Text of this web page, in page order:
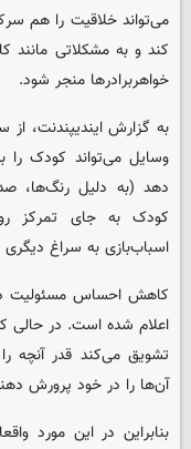
می‌تواند خلاقیت را هم
کند و به مشکلاتی
خواهربرادرها منجر شود.
به گزارش ایندیپندنت، از
وسایل می‌تواند کودک
دهد (به دلیل رنگ‌ها،
کودک به جای تمرکز
اسباب‌بازی به سراغ دیگری
کاهش احساس مسئولیت
اعلام شده است. در حالی
تشویق می‌کند قدر آنچه
آن‌ها را در خود پرورش
بنابراین در این مورد